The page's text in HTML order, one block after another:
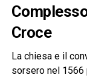
Croce
La chiesa e il
sorsero nel 1566